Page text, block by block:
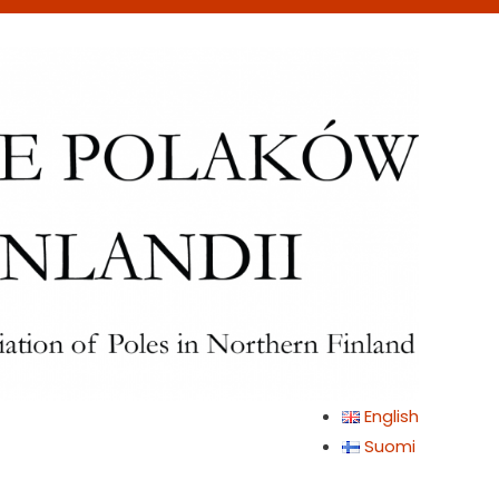
English
Suomi